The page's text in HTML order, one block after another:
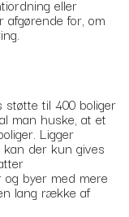
eller
afgørende for, om
til 400 boliger
man huske, at et
Ligger
der kun gives
byer med mere
lang række af